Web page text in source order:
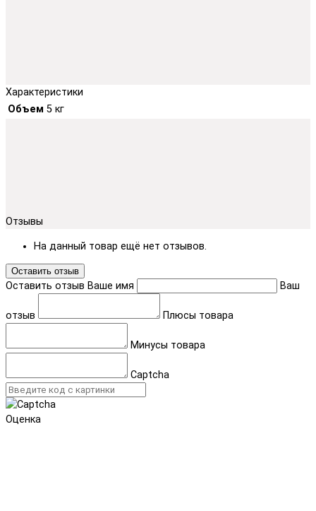
Характеристики
Объем 5 кг
Отзывы
На данный товар ещё нет отзывов.
Оставить отзыв
Оставить отзыв Ваше имя Ваш
отзыв Плюсы товара
Минусы товара
Captcha
Оценка